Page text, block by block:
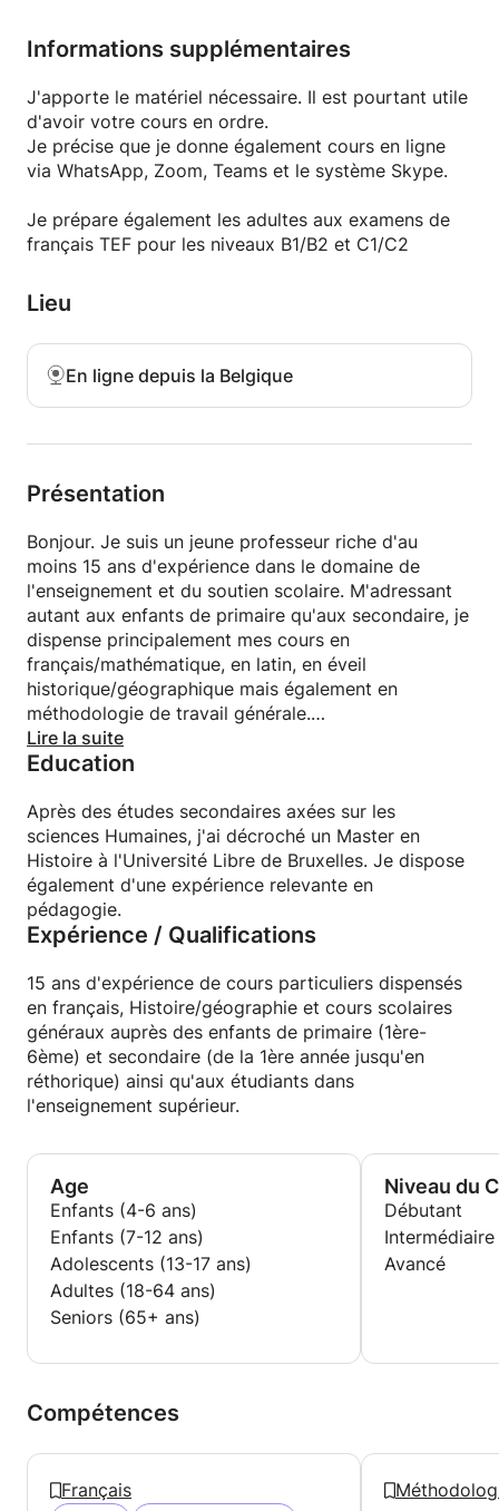
Informations supplémentaires
J'apporte le matériel nécessaire. Il est pourtant utile
d'avoir votre cours en ordre.
Je précise que je donne également cours en ligne
via WhatsApp, Zoom, Teams et le système Skype.
Je prépare également les adultes aux examens de
français TEF pour les niveaux B1/B2 et C1/C2
Lieu
En ligne depuis la Belgique
Présentation
Bonjour. Je suis un jeune professeur riche d'au
moins 15 ans d'expérience dans le domaine de
l'enseignement et du soutien scolaire. M'adressant
autant aux enfants de primaire qu'aux secondaire, je
dispense principalement mes cours en
français/mathématique, en latin, en éveil
historique/géographique mais également en
méthodologie de travail générale.
Je suis également habilité, en tant qu'historien, à
Mais mon but premier est d'apprendre à mes élèves
à découvrir leurs ressources et prendre confiance en
eux face au travail. Dans ce sens, je pratique une
méthodologie de travail active visant à rendre vos
enfants autonomes face aux examens...mais dans la
de pouvoir vous aider.
Lire la suite
Education
Après des études secondaires axées sur les
sciences Humaines, j'ai décroché un Master en
Histoire à l'Université Libre de Bruxelles. Je dispose
également d'une expérience relevante en
pédagogie.
Expérience / Qualifications
15 ans d'expérience de cours particuliers dispensés
en français, Histoire/géographie et cours scolaires
généraux auprès des enfants de primaire (1ère-
6ème) et secondaire (de la 1ère année jusqu'en
réthorique) ainsi qu'aux étudiants dans
l'enseignement supérieur.
Age
Enfants (4-6 ans)
Enfants (7-12 ans)
Adolescents (13-17 ans)
Adultes (18-64 ans)
Seniors (65+ ans)
Niveau du
Débutant
Intermédiaire
Avancé
Compétences
Français